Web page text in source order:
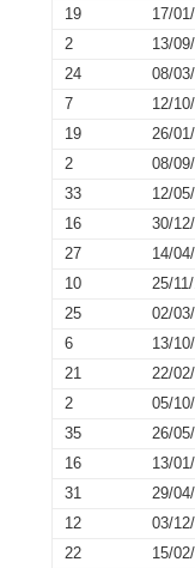
19
17/
2
13/
24
08/
7
12/
19
26/
2
08/
33
12/
16
30/
27
14/
10
25/
25
02/
6
13/
21
22/
2
05/
35
26/
16
13/
31
29/
12
03/
22
15/